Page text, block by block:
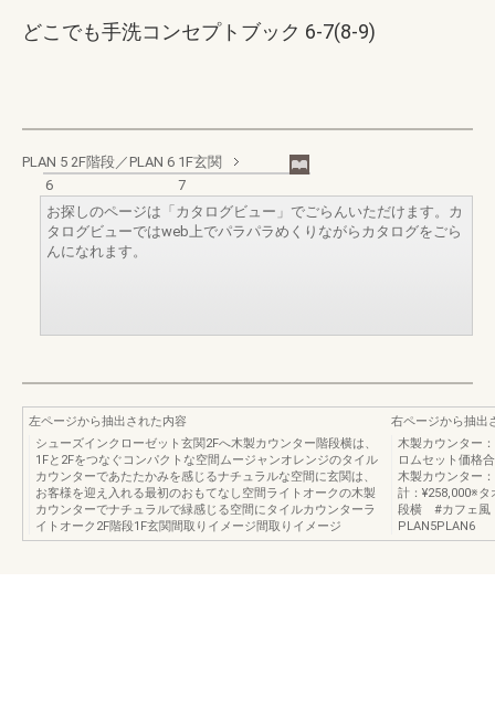
どこでも手洗コンセプトブック 6-7(8-9)
PLAN 5 2F階段／PLAN 6 1F玄関
6
7
お探しのページは「カタログビュー」でごらんいただけます。カ
タログビューではweb上でパラパラめくりながらカタログをごら
んになれます。
左ページから抽出された内容
シューズインクローゼット玄関2Fへ木製カウンター階段横は、
1Fと2Fをつなぐコンパクトな空間ムージャンオレンジのタイル
カウンターであたたかみを感じるナチュラルな空間に玄関は、
お客様を迎え入れる最初のおもてなし空間ライトオークの木製
カウンターでナチュラルで緑感じる空間にタイルカウンターラ
イトオーク2F階段1F玄関間取りイメージ間取りイメージ
右ページから抽出
木製カウンター
ロムセット価格
木製カウンター
計：¥258,000※
段横 #カフェ風
PLAN5PLAN6